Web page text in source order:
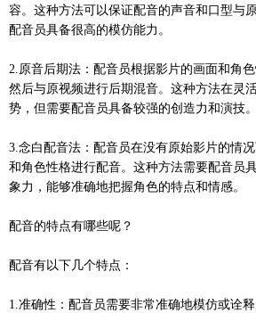
容。这种方法可以保证配音的声音和口型与
配音员具备很高的模仿能力。
2.原音后期法：配音员根据影片的画面和角
然后与原视频进行后期混音。这种方法在灵
势，但需要配音员具备较强的创造力和演技。
3.念白配音法：配音员在没有原始影片的情
和角色性格进行配音。这种方法需要配音员
象力，能够准确地把握角色的特点和情感。
配音的特点有哪些呢？
配音有以下几个特点：
1.准确性：配音员需要非常准确地模仿或诠